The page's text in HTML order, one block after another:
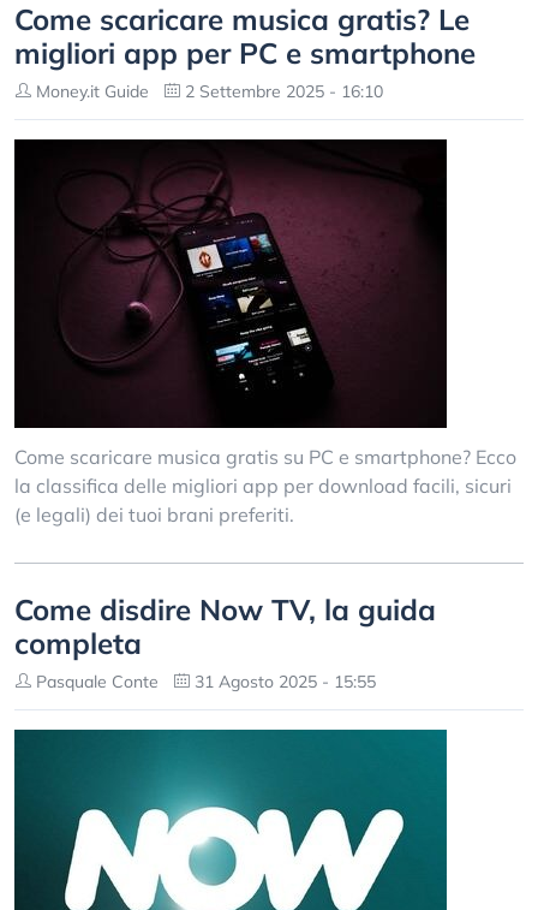
Come scaricare musica gratis? Le
migliori app per PC e smartphone
Money.it Guide 2 Settembre 2025 - 16:10
Come scaricare musica gratis su PC e smartphone? Ecco
la classifica delle migliori app per download facili, sicuri
(e legali) dei tuoi brani preferiti.
Come disdire Now TV, la guida
completa
Pasquale Conte 31 Agosto 2025 - 15:55